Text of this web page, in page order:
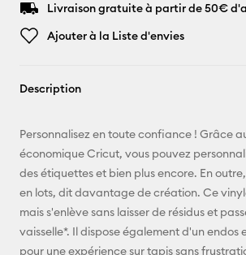
Livraison gratuite à partir de 50€
Ajouter à la Liste d'envies
Description
Personnalisez en toute confiance ! Grâce
économique Cricut, vous pouvez
des étiquettes et bien plus encore. En
en lots, dit davantage de création. Ce
mais s'enlève sans laisser de résidus et
vaisselle*. Il dispose également d'un endos
pour une expérience sur tapis sans